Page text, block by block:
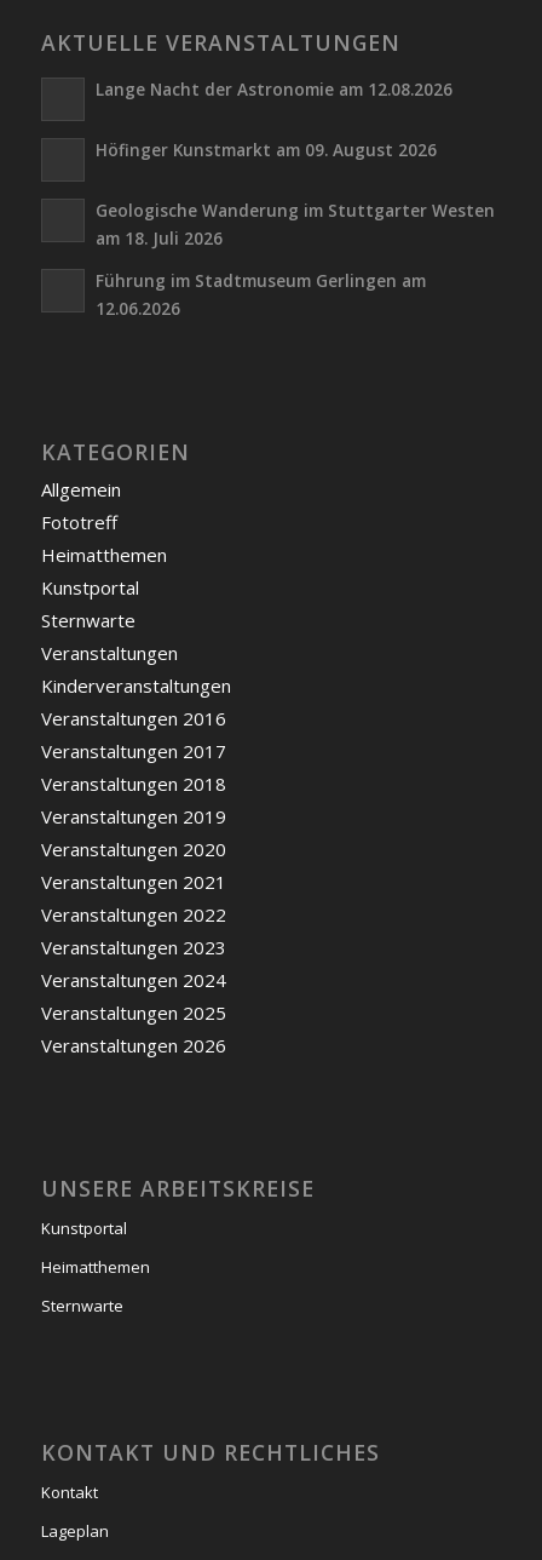
AKTUELLE VERANSTALTUNGEN
Lange Nacht der Astronomie am 12.08.2026
Höfinger Kunstmarkt am 09. August 2026
Geologische Wanderung im Stuttgarter Westen
am 18. Juli 2026
Führung im Stadtmuseum Gerlingen am
12.06.2026
KATEGORIEN
Allgemein
Fototreff
Heimatthemen
Kunstportal
Sternwarte
Veranstaltungen
Kinderveranstaltungen
Veranstaltungen 2016
Veranstaltungen 2017
Veranstaltungen 2018
Veranstaltungen 2019
Veranstaltungen 2020
Veranstaltungen 2021
Veranstaltungen 2022
Veranstaltungen 2023
Veranstaltungen 2024
Veranstaltungen 2025
Veranstaltungen 2026
UNSERE ARBEITSKREISE
Kunstportal
Heimatthemen
Sternwarte
KONTAKT UND RECHTLICHES
Kontakt
Lageplan